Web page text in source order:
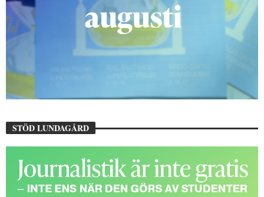
STÖD LUNDAGÅRD